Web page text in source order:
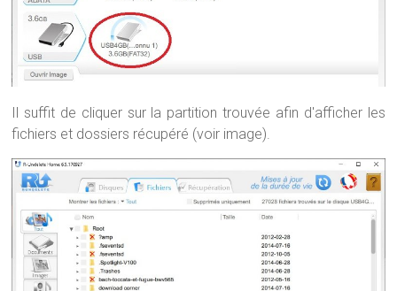
Il suffit de cliquer sur la partition trouvée afin d'afficher les
fichiers et dossiers récupéré (voir image).